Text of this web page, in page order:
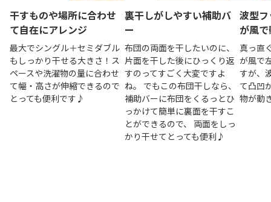
干すものや場所に合わせ
て自在にアレンジ
最大でシングル＋セミダブル
もしっかり干せる大きさ！ス
ペースや洗濯物の量に合わせ
て幅・高さが伸縮できるので
とっても便利です♪
裏干しがしやすい補助バ
ー
布団の両面を干したいのに、
片面を干した後にひっくり返
すのってすごく大変ですよ
ね。 でもこの布団干しなら、
補助バーに布団をくるっとひ
っかけて簡単に裏面を干すこ
とができるので、 両面をしっ
かり干せてとっても便利♪
波型
が風
真っ直
が風で
すが、
て凸凹
物が動